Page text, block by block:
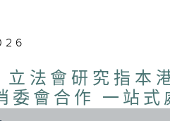
法會研究指本
委會合作 一站式